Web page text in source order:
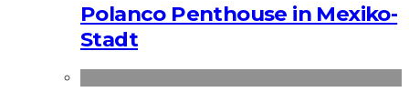
Polanco Penthouse in Mexiko-
Stadt